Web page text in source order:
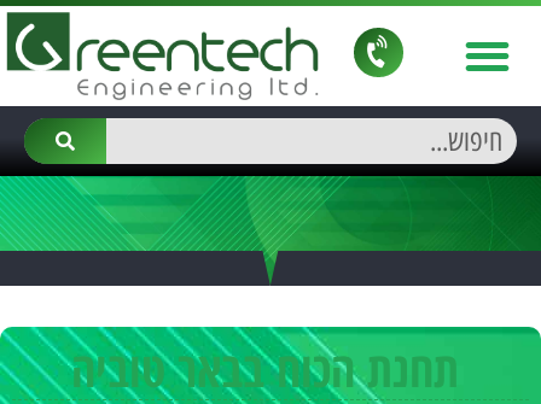
תחנת הכוח בבאר טוביה